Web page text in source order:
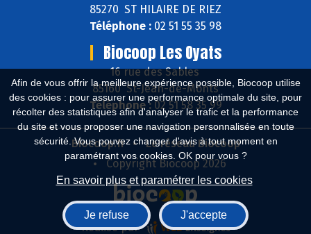
Afin de vous offrir la meilleure expérience possible, Biocoop utilise
des cookies : pour assurer une performance optimale du site, pour
récolter des statistiques afin d'analyser le trafic et la performance
du site et vous proposer une navigation personnalisée en toute
sécurité. Vous pouvez changer d'avis à tout moment en
paramétrant vos cookies. OK pour vous ?
En savoir plus et paramétrer les cookies
Je refuse J'accepte
85270 ST HILAIRE DE RIEZ
Téléphone : 02 51 55 35 98
Biocoop Les Oyats
16 rue des Sables
85160 St-Jean-de-Monts
Téléphone :02 51 58 35 99
Biocoop.fr
Le réseau Biocoop
Copyright Biocoop 2026
Réalisé par